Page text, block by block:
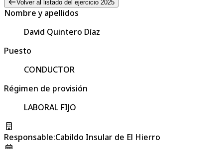
Volver al listado del ejercicio 2025
Nombre y apellidos
David Quintero Díaz
Puesto
CONDUCTOR
Régimen de provisión
LABORAL FIJO
Responsable:Cabildo Insular de El Hierro